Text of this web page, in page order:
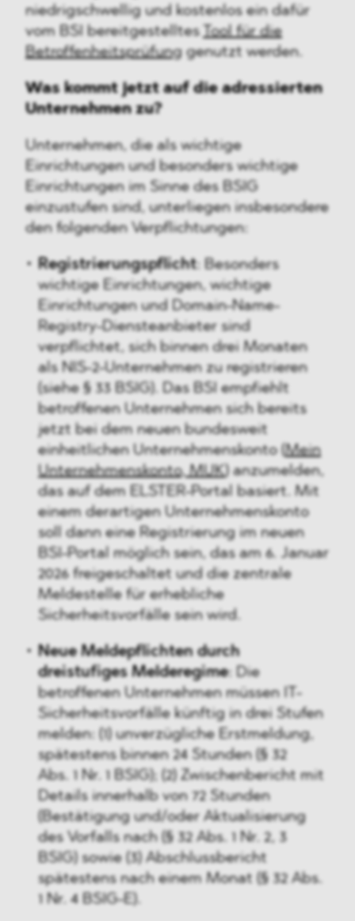
niedrigschwellig und kostenlos ein dafür
vom BSI bereitgestelltesTool für die
Betroffenheitsprüfunggenutzt werden.
Was kommt jetzt auf die adressierten
Unternehmen zu?
Unternehmen, die als wichtige
Einrichtungen und besonders wichtige
Einrichtungen im Sinne des BSIG
einzustufen sind, unterliegen insbesondere
den folgenden Verpflichtungen:
Registrierungspflicht: Besonders
wichtige Einrichtungen, wichtige
Einrichtungen und Domain-Name-
Registry-Diensteanbieter sind
verpflichtet, sich binnen drei Monaten
als NIS-2-Unternehmen zu registrieren
(siehe § 33 BSIG). Das BSI empfiehlt
betroffenen Unternehmen sich bereits
jetzt bei dem neuen bundesweit
einheitlichen Unternehmenskonto ( Mein
Unternehmenskonto, MUK) anzumelden,
das auf dem ELSTER-Portal basiert. Mit
einem derartigen Unternehmenskonto
soll dann eine Registrierung im neuen
BSI-Portal möglich sein, das am 6. Januar
2026 freigeschaltet und die zentrale
Meldestelle für erhebliche
Sicherheitsvorfälle sein wird.
Neue Meldepflichten durch
dreistufiges Melderegime: Die
betroffenen Unternehmen müssen IT-
Sicherheitsvorfälle künftig in drei Stufen
melden: (1) unverzügliche Erstmeldung,
spätestens binnen 24 Stunden (§ 32
Abs. 1 Nr. 1 BSIG); (2) Zwischenbericht mit
Details innerhalb von 72 Stunden
(Bestätigung und/oder Aktualisierung
des Vorfalls nach (§ 32 Abs. 1 Nr. 2, 3
BSIG) sowie (3) Abschlussbericht
spätestens nach einem Monat (§ 32 Abs.
1 Nr. 4 BSIG-E).